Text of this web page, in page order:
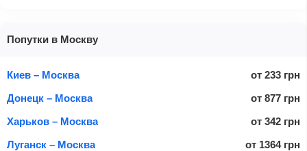
Попутки в Москву
Киев – Москва от 233 грн
Донецк – Москва
от 877 грн
Харьков – Москва
от 342 грн
Луганск – Москва
от 1364 грн